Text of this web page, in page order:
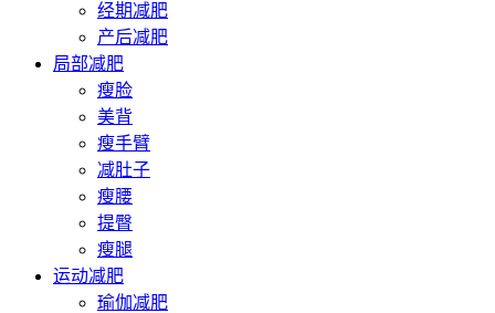
经期减肥
产后减肥
局部减肥
瘦脸
美背
瘦手臂
减肚子
瘦腰
提臀
瘦腿
运动减肥
瑜伽减肥